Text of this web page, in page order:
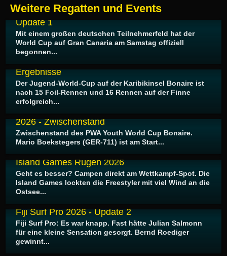
Weitere Regatten und Events
WWT / PWA Windsurf World Cup Pozo 2026 -
Update 1
Mit einem großen deutschen Teilnehmerfeld hat der
World Cup auf Gran Canaria am Samstag offiziell
begonnen...
29.06.2026
Ergebnisse
Der Jugend-World-Cup auf der Karibikinsel Bonaire ist
nach 15 Foil-Rennen und 16 Rennen auf der Finne
erfolgreich...
27.06.2026
2026 - Zwischenstand
Zwischenstand des PWA Youth World Cup Bonaire.
Mario Boekstegers (GER-711) ist am Start...
Island Games Rügen 2026
Geht es besser? Campen direkt am Wettkampf-Spot. Die
Island Games lockten die Freestyler mit viel Wind an die
Ostsee...
Fiji Surf Pro 2026 - Update 2
Fiji Surf Pro: Es war knapp. Fast hätte Julian Salmonn
für eine kleine Sensation gesorgt. Bernd Roediger
gewinnt...